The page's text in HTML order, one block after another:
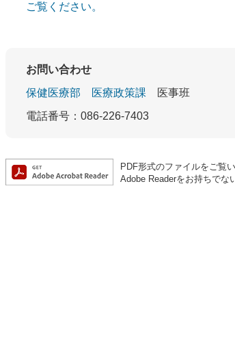
ご覧ください。
お問い合わせ
保健医療部
医療政策課
医事班
電話番号：086-226-7403
PDF形式のファイルをご覧
Adobe Readerをお持ちでな